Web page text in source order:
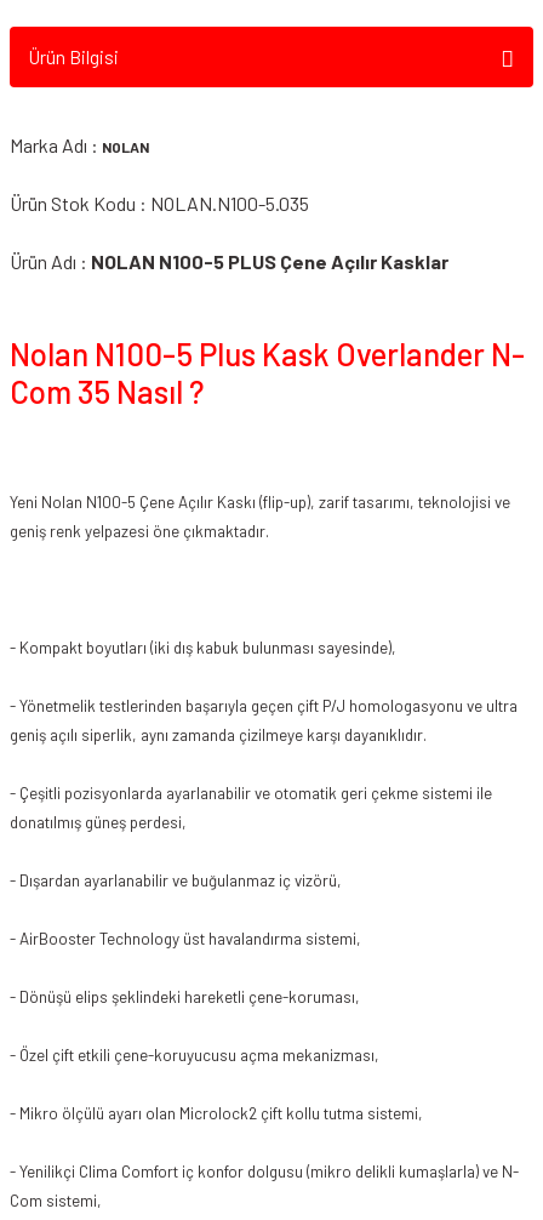
Ürün Bilgisi
Marka Adı : NOLAN
Ürün Stok Kodu : NOLAN.N100-5.035
Ürün Adı : NOLAN N100-5 PLUS Çene Açılır Kasklar
Nolan N100-5 Plus Kask Overlander N-
Com 35 Nasıl ?
Yeni Nolan N100-5 Çene Açılır Kaskı (flip-up), zarif tasarımı, teknolojisi ve
geniş renk yelpazesi öne çıkmaktadır.
- Kompakt boyutları (iki dış kabuk bulunması sayesinde),
- Yönetmelik testlerinden başarıyla geçen çift P/J homologasyonu ve ultra
geniş açılı siperlik, aynı zamanda çizilmeye karşı dayanıklıdır.
- Çeşitli pozisyonlarda ayarlanabilir ve otomatik geri çekme sistemi ile
donatılmış güneş perdesi,
- Dışardan ayarlanabilir ve buğulanmaz iç vizörü,
- AirBooster Technology üst havalandırma sistemi,
- Dönüşü elips şeklindeki hareketli çene-koruması,
- Özel çift etkili çene-koruyucusu açma mekanizması,
- Mikro ölçülü ayarı olan Microlock2 çift kollu tutma sistemi,
- Yenilikçi Clima Comfort iç konfor dolgusu (mikro delikli kumaşlarla) ve N-
Com sistemi,